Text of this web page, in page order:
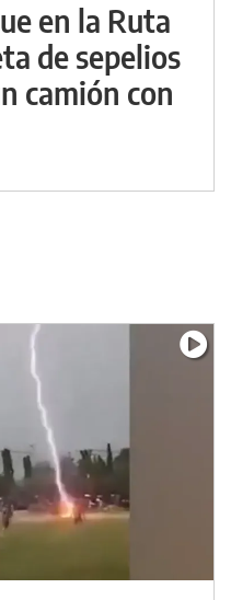
en la Ruta
de sepelios
camión con